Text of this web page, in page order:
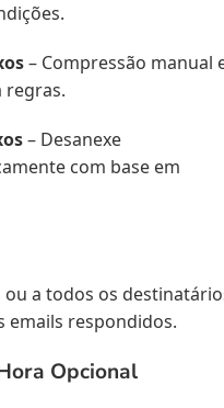
– Compressão manual
regras.
– Desanexe
com base em
a todos os
emails respondidos.
Opcional